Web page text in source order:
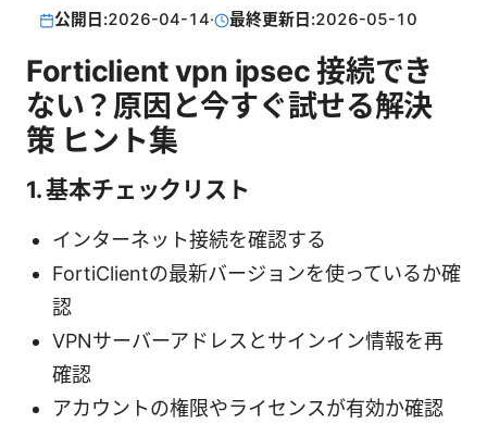
公開日:2026-04-14· 最終更新日:2026-05-10
Forticlient vpn ipsec 接続でき
ない？原因と今すぐ試せる解決
策 ヒント集
1. 基本チェックリスト
インターネット接続を確認する
FortiClientの最新バージョンを使っているか確
認
VPNサーバーアドレスとサインイン情報を再
確認
アカウントの権限やライセンスが有効か確認